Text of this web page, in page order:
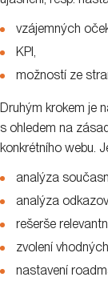
vzájemných
KPI,
možností ze
Druhým krokem je
s ohledem na
konkrétního webu.
analýza
analýza
rešerše
zvolení
nastavení